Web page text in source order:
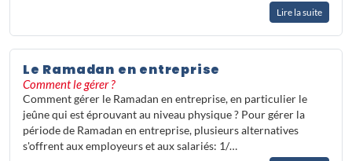
professionnels des ressources
humaines, pour piloter leurs équipes
avec sérénité et conformité.
Lire la suite
Le Ramadan en entreprise
Comment le gérer ?
Comment gérer le Ramadan en entreprise, en particulier le
jeûne qui est éprouvant au niveau physique ? Pour gérer la
période de Ramadan en entreprise, plusieurs alternatives
s'offrent aux employeurs et aux salariés: 1/…